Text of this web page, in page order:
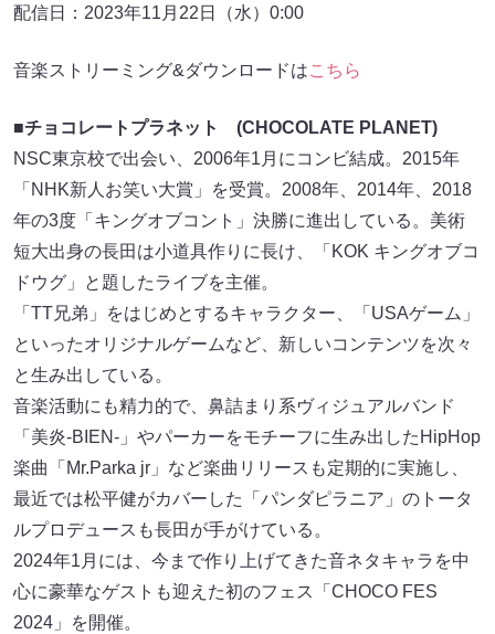
配信日：2023年11月22日（水）0:00
音楽ストリーミング&ダウンロードはこちら
■チョコレートプラネット (CHOCOLATE PLANET)
NSC東京校で出会い、2006年1月にコンビ結成。2015年
「NHK新人お笑い大賞」を受賞。2008年、2014年、2018
年の3度「キングオブコント」決勝に進出している。美術
短大出身の長田は小道具作りに長け、「KOK キングオブコ
ドウグ」と題したライブを主催。
「TT兄弟」をはじめとするキャラクター、「USAゲーム」
といったオリジナルゲームなど、新しいコンテンツを次々
と生み出している。
音楽活動にも精力的で、鼻詰まり系ヴィジュアルバンド
「美炎-BIEN-」やパーカーをモチーフに生み出したHipHop
楽曲「Mr.Parka jr」など楽曲リリースも定期的に実施し、
最近では松平健がカバーした「パンダピラニア」のトータ
ルプロデュースも長田が手がけている。
2024年1月には、今まで作り上げてきた音ネタキャラを中
心に豪華なゲストも迎えた初のフェス「CHOCO FES
2024」を開催。